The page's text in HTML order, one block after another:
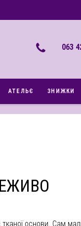
063
АТЕЛЬЄ ЗНИЖКИ
основи. Сам